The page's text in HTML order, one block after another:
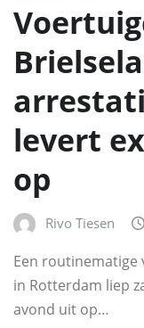
levert
op
Rivo Tiesen
Een routinematige
in Rotterdam liep
avond uit op…